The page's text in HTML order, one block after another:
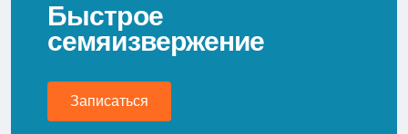
Быстрое
семяизвержение
Записаться